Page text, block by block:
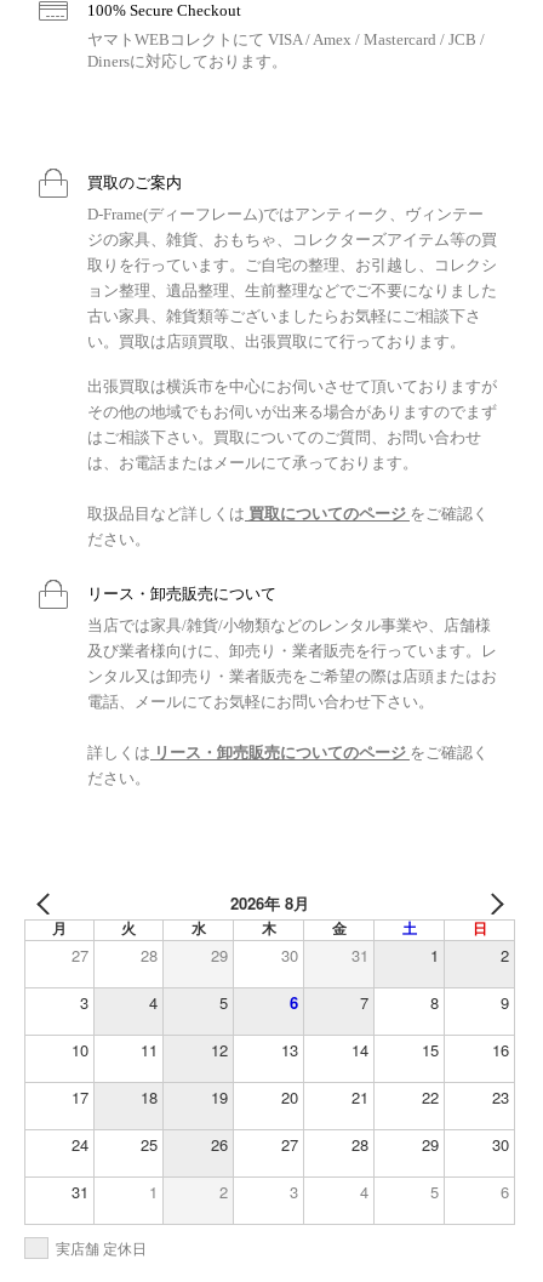
100% Secure Checkout
ヤマトWEBコレクトにて VISA / Amex / Mastercard / JCB /
Dinersに対応しております。
買取のご案内
D-Frame(ディーフレーム)ではアンティーク、ヴィンテー
ジの家具、雑貨、おもちゃ、コレクターズアイテム等の買
取りを行っています。ご自宅の整理、お引越し、コレクシ
ョン整理、遺品整理、生前整理などでご不要になりました
古い家具、雑貨類等ございましたらお気軽にご相談下さ
い。買取は店頭買取、出張買取にて行っております。
出張買取は横浜市を中心にお伺いさせて頂いておりますが
その他の地域でもお伺いが出来る場合がありますのでまず
はご相談下さい。買取についてのご質問、お問い合わせ
は、お電話またはメールにて承っております。
取扱品目など詳しくは 買取についてのページ をご確認く
ださい。
リース・卸売販売について
当店では家具/雑貨/小物類などのレンタル事業や、店舗様
及び業者様向けに、卸売り・業者販売を行っています。レ
ンタル又は卸売り・業者販売をご希望の際は店頭またはお
電話、メールにてお気軽にお問い合わせ下さい。
詳しくは リース・卸売販売についてのページ をご確認く
ださい。
2026年 8月
月 火 水 木 金 土 日
27 28 29 30 31 1 2
3 4 5 6 7 8 9
10 11 12 13 14 15 16
17 18 19 20 21 22 23
24 25 26 27 28 29 30
31 1 2 3 4 5 6
実店舗 定休日